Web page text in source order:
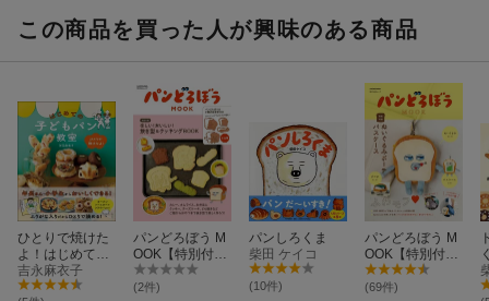
この商品を買った人が興味のある商品
ひとりで焼けた
よ！はじめての
子どもパン教室
吉永麻衣子
パンどろぼう M
OOK【特別付
録】楽しい！お
いしい！抜き型
(2件)
パンしろくま
柴田 ケイコ
(10件)
パンどろぼう M
OOK【特別付
録】ぬいぐるみ
ポーチパスケー
(69件)